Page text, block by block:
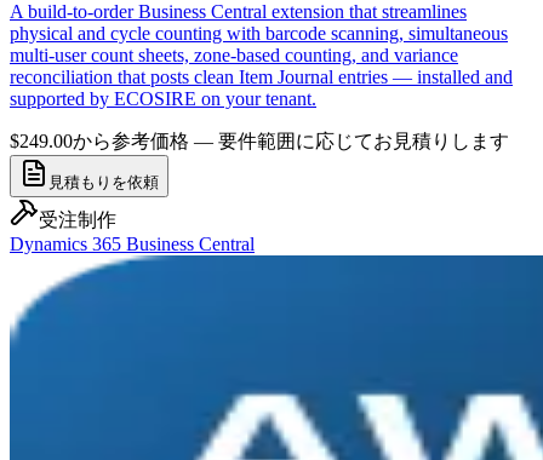
A build-to-order Business Central extension that streamlines
physical and cycle counting with barcode scanning, simultaneous
multi-user count sheets, zone-based counting, and variance
reconciliation that posts clean Item Journal entries — installed and
supported by ECOSIRE on your tenant.
$249.00から参考価格 — 要件範囲に応じてお見積りします
見積もりを依頼
受注制作
Dynamics 365 Business Central